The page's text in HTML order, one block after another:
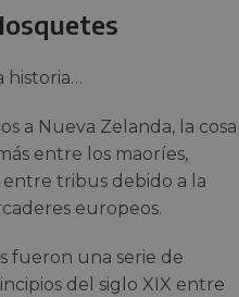
historia…
a Nueva Zelanda, la cosa
entre los maoríes,
tribus debido a la
europeos.
fueron una serie de
del siglo XIX entre